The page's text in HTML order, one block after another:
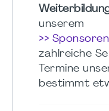
unserem
>>
zahlreiche
Termine
bestimmt